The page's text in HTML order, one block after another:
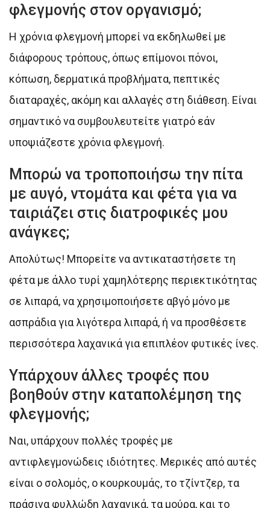
φλεγμονής στον οργανισμό;
Η χρόνια φλεγμονή μπορεί να εκδηλωθεί με
διάφορους τρόπους, όπως επίμονοι πόνοι,
κόπωση, δερματικά προβλήματα, πεπτικές
διαταραχές, ακόμη και αλλαγές στη διάθεση. Είναι
σημαντικό να συμβουλευτείτε γιατρό εάν
υποψιάζεστε χρόνια φλεγμονή.
Μπορώ να τροποποιήσω την πίτα
με αυγό, ντομάτα και φέτα για να
ταιριάζει στις διατροφικές μου
ανάγκες;
Απολύτως! Μπορείτε να αντικαταστήσετε τη
φέτα με άλλο τυρί χαμηλότερης περιεκτικότητας
σε λιπαρά, να χρησιμοποιήσετε αβγό μόνο με
ασπράδια για λιγότερα λιπαρά, ή να προσθέσετε
περισσότερα λαχανικά για επιπλέον φυτικές ίνες.
Υπάρχουν άλλες τροφές που
βοηθούν στην καταπολέμηση της
φλεγμονής;
Ναι, υπάρχουν πολλές τροφές με
αντιφλεγμονώδεις ιδιότητες. Μερικές από αυτές
είναι ο σολομός, ο κουρκουμάς, το τζίντζερ, τα
πράσινα φυλλώδη λαχανικά, τα μούρα, και το